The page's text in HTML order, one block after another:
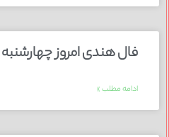
فال هندی امروز چهارشنبه 3 دی 1404
ادامه مطلب »